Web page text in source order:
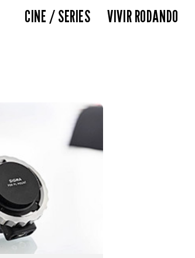
CINE / SERIES VIVIR RODANDO